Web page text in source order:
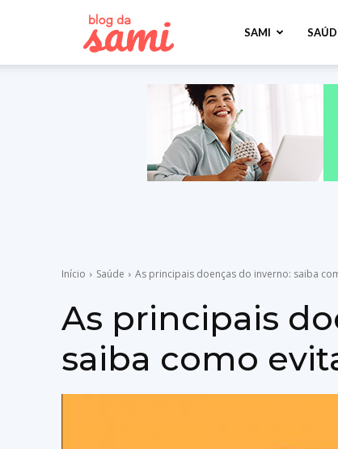
Saúde
SAMI
Início Saúde As principais doenças do inverno: saiba
As principais
saiba como